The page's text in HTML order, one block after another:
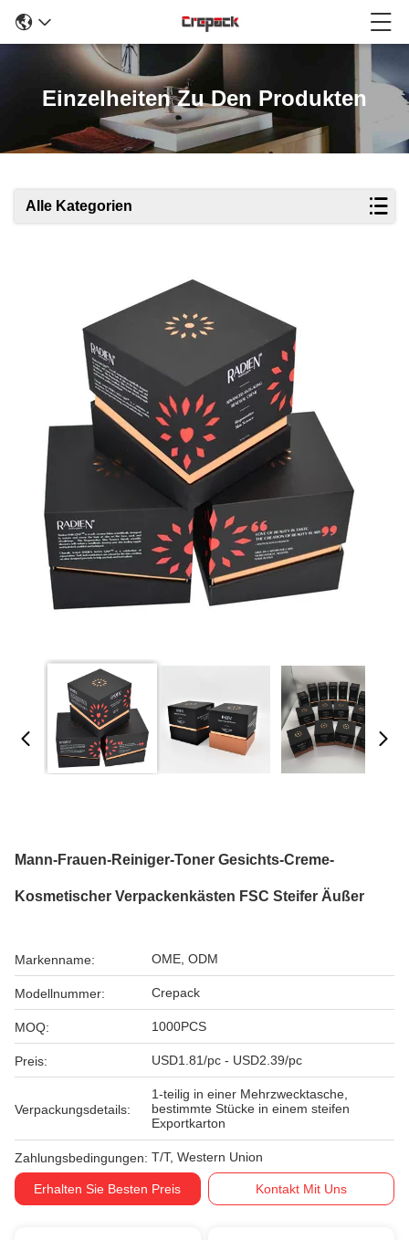
Einzelheiten Zu Den Produkten
Alle Kategorien
Mann-Frauen-Reiniger-Toner Gesichts-Creme-
Kosmetischer Verpackenkästen FSC Steifer Äußer
Markenname: OME, ODM
Modellnummer: Crepack
MOQ: 1000PCS
Preis: USD1.81/pc - USD2.39/pc
Verpackungsdetails:
1-teilig in einer Mehrzwecktasche,
bestimmte Stücke in einem steifen
Exportkarton
Zahlungsbedingungen: T/T, Western Union
Erhalten Sie Besten Preis Kontakt Mit Uns